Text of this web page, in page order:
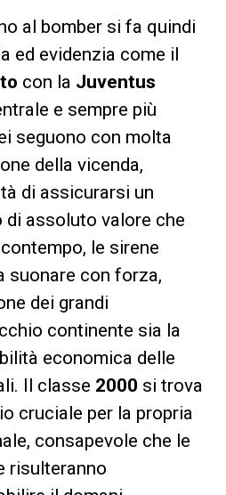
al bomber si fa quindi
ed evidenzia come il
con la Juventus
e sempre più
seguono con molta
della vicenda,
di assicurarsi un
assoluto valore che
le sirene
suonare con forza,
dei grandi
continente sia la
economica delle
Il classe 2000 si trova
cruciale per la propria
consapevole che le
risulteranno